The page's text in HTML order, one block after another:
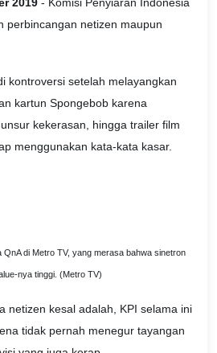
perbincangan netizen maupun
kontroversi setelah melayangkan
kartun Spongebob karena
kekerasan, hingga trailer film
menggunakan kata-kata kasar.
QnA di Metro TV, yang merasa bahwa sinetron
nya tinggi. (Metro TV)
netizen kesal adalah, KPI selama ini
tidak pernah menegur tayangan